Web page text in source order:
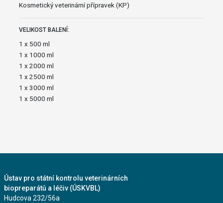
Kosmetický veterinární přípravek (KP)
VELIKOST BALENÍ:
1 x 500 ml
1 x 1000 ml
1 x 2000 ml
1 x 2500 ml
1 x 3000 ml
1 x 5000 ml
Ústav pro státní kontrolu veterinárních
biopreparátů a léčiv (ÚSKVBL)
Hudcova 232/56a